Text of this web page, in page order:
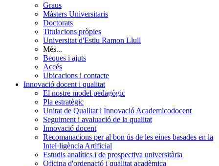
Graus
Màsters Universitaris
Doctorats
Titulacions pròpies
Universitat d'Estiu Ramon Llull
Més...
Beques i ajuts
Accés
Ubicacions i contacte
Innovació docent i qualitat
El nostre model pedagògic
Pla estratègic
Unitat de Qualitat i Innovació Academicodocent
Seguiment i avaluació de la qualitat
Innovació docent
Recomanacions per al bon ús de les eines basades en la
Intel·ligència Artificial
Estudis analítics i de prospectiva universitària
Oficina d'ordenació i qualitat acadèmica